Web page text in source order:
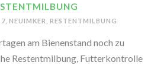
7 NEUIMKER RESTENTMILBUNG
am Bienenstand noch zu
Restentmilbung, Futterkontrolle